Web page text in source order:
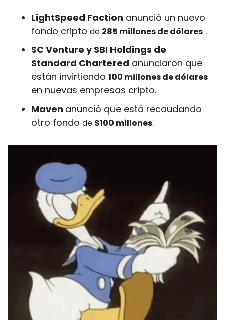
LightSpeed ​​Faction anunció un nuevo
fondo cripto de 285 millones de dólares .
SC Venture y SBI Holdings de
Standard Chartered anunciaron que
están invirtiendo 100 millones de dólares
en nuevas empresas cripto.
Maven anunció que está recaudando
otro fondo de $100 millones.